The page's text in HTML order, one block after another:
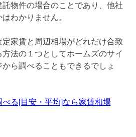
託物件の場合のことであり、他社
わかりません。
家賃と周辺相場がどれだけ合致
法の１つとしてホームズのサイ
から調べることもできるでしょ
べる[目安・平均]なら家賃相場